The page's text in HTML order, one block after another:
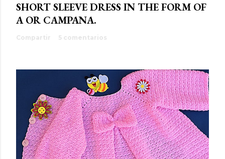
SHORT SLEEVE DRESS IN THE FORM OF
A OR CAMPANA.
Compartir 5 comentarios